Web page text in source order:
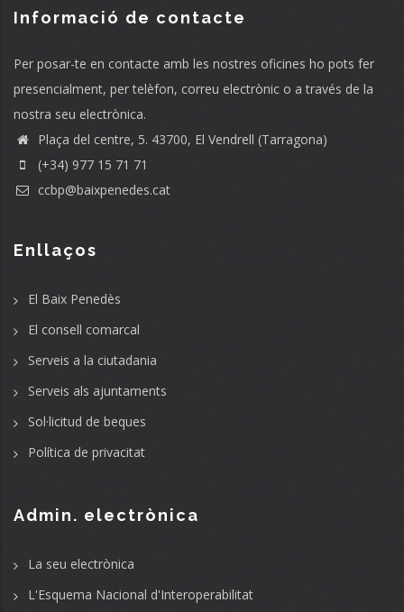
Informació de contacte
Per posar-te en contacte amb les nostres oficines ho pots fer
presencialment, per telèfon, correu electrònic o a través de la
nostra seu electrònica.
Plaça del centre, 5. 43700, El Vendrell (Tarragona)
(+34) 977 15 71 71
ccbp@baixpenedes.cat
Enllaços
El Baix Penedès
El consell comarcal
Serveis a la ciutadania
Serveis als ajuntaments
Sol·licitud de beques
Política de privacitat
Admin. electrònica
La seu electrònica
L'Esquema Nacional d'Interoperabilitat